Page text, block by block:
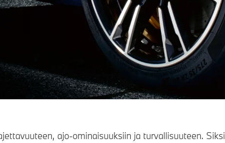
ajo-ominaisuuksiin ja turvallisuuteen. Siksi